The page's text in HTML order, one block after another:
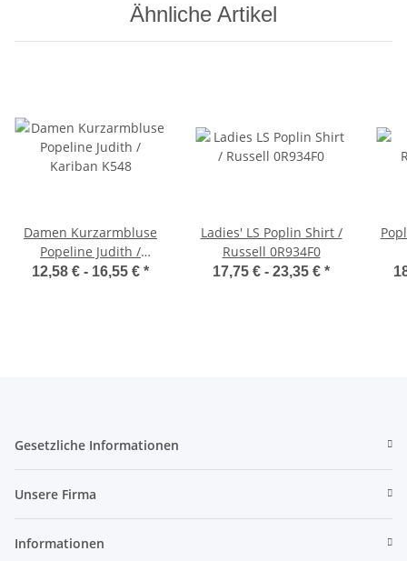
Ähnliche Artikel
Damen Kurzarmbluse
Popeline Judith /
Kariban K548
12,58 € - 16,55 € *
Ladies' LS Poplin Shirt /
Russell 0R934F0
17,75 € - 23,35 € *
Gesetzliche Informationen
Unsere Firma
Informationen